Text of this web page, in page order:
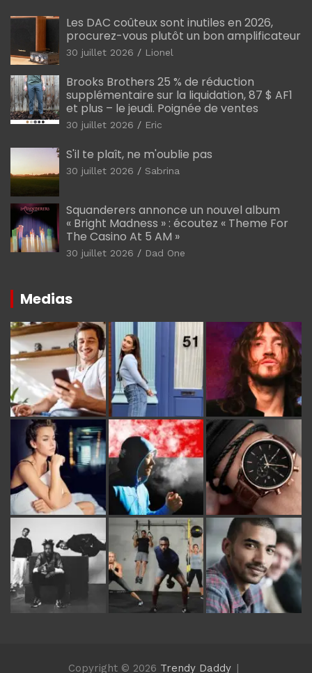
Les DAC coûteux sont inutiles en 2026,
procurez-vous plutôt un bon amplificateur
30 juillet 2026 Lionel
Brooks Brothers 25 % de réduction
supplémentaire sur la liquidation, 87 $ AF1
et plus – le jeudi. Poignée de ventes
30 juillet 2026 Eric
S'il te plaît, ne m'oublie pas
30 juillet 2026 Sabrina
Squanderers annonce un nouvel album
« Bright Madness » : écoutez « Theme For
The Casino At 5 AM »
30 juillet 2026 Dad One
Medias
Copyright © 2026 Trendy Daddy